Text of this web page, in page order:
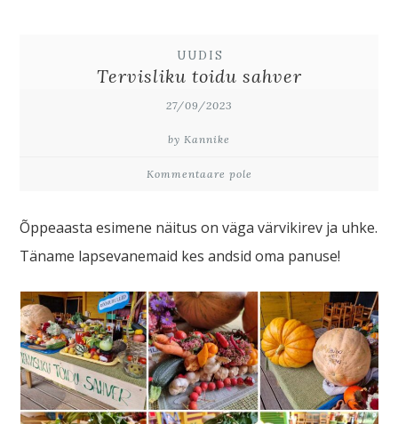
UUDIS
Tervisliku toidu sahver
27/09/2023
by Kannike
Kommentaare pole
Õppeaasta esimene näitus on väga värvikirev ja uhke.
Täname lapsevanemaid kes andsid oma panuse!